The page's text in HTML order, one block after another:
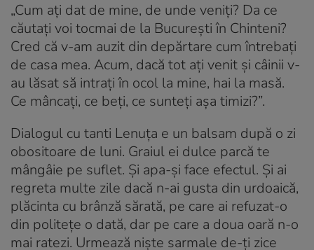
„Cum ați dat de mine, de unde veniți? Da ce
căutați voi tocmai de la București în Chinteni?
Cred că v-am auzit din depărtare cum întrebați
de casa mea. Acum, dacă tot ați venit și câinii v-
au lăsat să intrați în ocol la mine, hai la masă.
Ce mâncați, ce beți, ce sunteți așa timizi?”.
Dialogul cu tanti Lenuța e un balsam după o zi
obositoare de luni. Graiul ei dulce parcă te
mângâie pe suflet. Și apa-și face efectul. Și ai
regreta multe zile dacă n-ai gusta din urdoaică,
plăcinta cu brânză sărată, pe care ai refuzat-o
din politețe o dată, dar pe care a doua oară n-o
mai ratezi. Urmează niște sarmale de-ți zice